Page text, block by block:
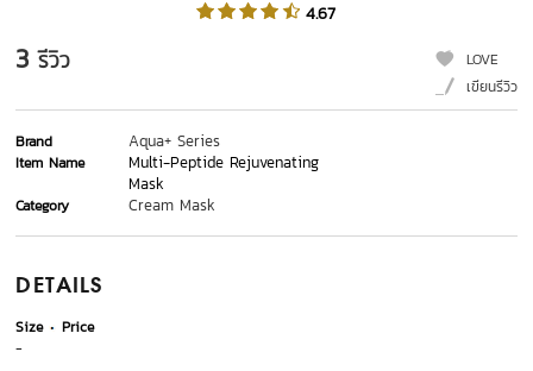
4.67
3 รีวิว
LOVE
เขียนรีวิว
Brand Aqua+ Series
Item Name
Multi-Peptide Rejuvenating
Mask
Category Cream Mask
DETAILS
Size
Price
-